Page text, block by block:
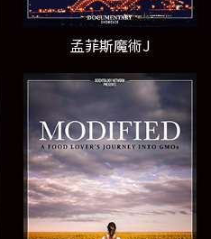
孟菲斯魔術J